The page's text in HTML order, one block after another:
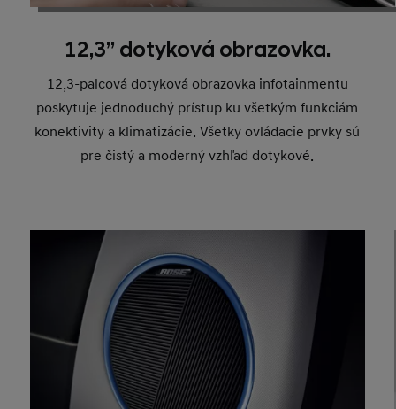
12,3” dotyková obrazovka.
12,3-palcová dotyková obrazovka infotainmentu
poskytuje jednoduchý prístup ku všetkým funkciám
konektivity a klimatizácie. Všetky ovládacie prvky sú
pre čistý a moderný vzhľad dotykové.